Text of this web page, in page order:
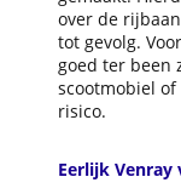
over de
tot gevolg.
goed ter been
scootmobiel
risico.
Eerlijk Venray